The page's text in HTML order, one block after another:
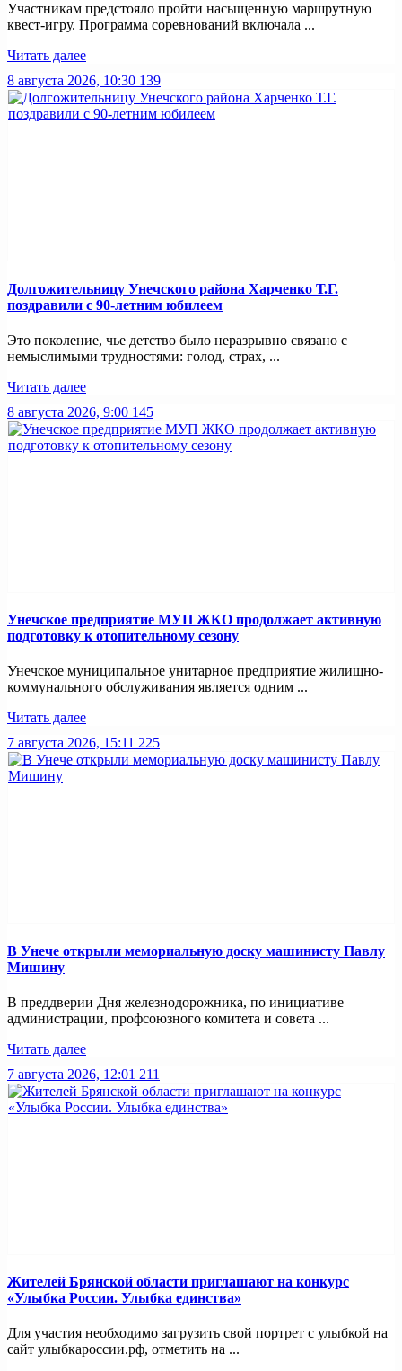
Участникам предстояло пройти насыщенную маршрутную
квест-игру. Программа соревнований включала ...
Читать далее
8 августа 2026, 10:30 139
Долгожительницу Унечского района Харченко Т.Г.
поздравили с 90-летним юбилеем
Это поколение, чье детство было неразрывно связано с
немыслимыми трудностями: голод, страх, ...
Читать далее
8 августа 2026, 9:00 145
Унечское предприятие МУП ЖКО продолжает активную
подготовку к отопительному сезону
Унечское муниципальное унитарное предприятие жилищно-
коммунального обслуживания является одним ...
Читать далее
7 августа 2026, 15:11 225
В Унече открыли мемориальную доску машинисту Павлу
Мишину
В преддверии Дня железнодорожника, по инициативе
администрации, профсоюзного комитета и совета ...
Читать далее
7 августа 2026, 12:01 211
Жителей Брянской области приглашают на конкурс
«Улыбка России. Улыбка единства»
Для участия необходимо загрузить свой портрет с улыбкой на
сайт улыбкароссии.рф, отметить на ...